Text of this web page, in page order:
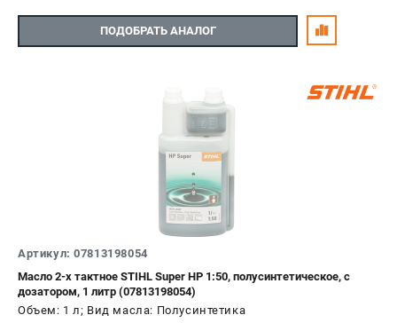
ПОДОБРАТЬ АНАЛОГ
Артикул: 07813198054
Масло 2-х тактное STIHL Super HP 1:50, полусинтетическое, с
дозатором, 1 литр (07813198054)
Объем: 1 л; Вид масла: Полусинтетика